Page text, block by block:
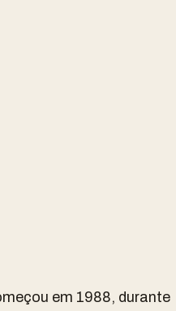
em 1988, durante